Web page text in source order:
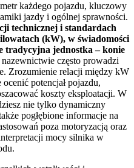
każdego pojazdu, kluczowy
jazdy i ogólnej sprawności.
technicznej i standardach
(kW), w świadomości
tradycyjna jednostka – konie
często prowadzi
Zrozumienie relacji między kW
potencjał pojazdu,
koszty eksploatacji. W
nie tylko dynamiczny
pogłębione informacje na
poza motoryzacją oraz
mocy silnika w